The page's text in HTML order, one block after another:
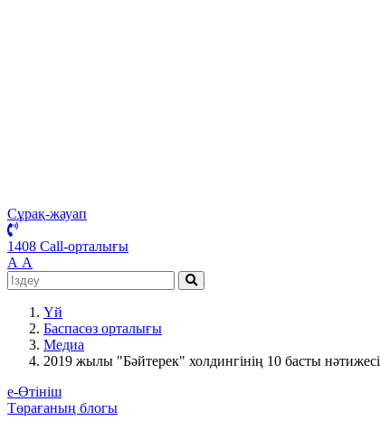
Сұрақ-жауап
1408 Call-орталығы
А А
Үй
Баспасөз орталығы
Медиа
2019 жылы "Бәйтерек" холдингінің 10 басты нәтижесі
е-Өтініш
Төрағаның блогы